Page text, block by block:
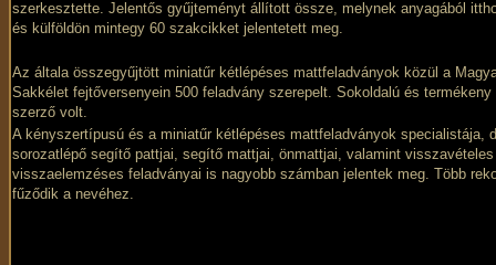
szerkesztette. Jelentős gyűjteményt állított össze, melynek anyagából
és külföldön mintegy 60 szakcikket jelentetett meg.
Az általa összegyűjtött miniatűr kétlépéses mattfeladványok közül a
Sakkélet fejtőversenyein 500 feladvány szerepelt. Sokoldalú és termékeny
szerző volt.
A kényszertípusú és a miniatűr kétlépéses mattfeladványok specialistája,
sorozatlépő segítő pattjai, segítő mattjai, önmattjai, valamint
visszaelemzéses feladványai is nagyobb számban jelentek meg. Több
fűződik a nevéhez.